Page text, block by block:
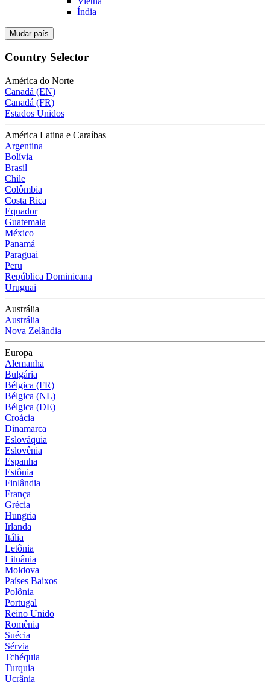
Índia
Mudar país
Country Selector
América do Norte
Canadá (EN)
Canadá (FR)
Estados Unidos
América Latina e Caraíbas
Argentina
Bolívia
Brasil
Chile
Colômbia
Costa Rica
Equador
Guatemala
México
Panamá
Paraguai
Peru
República Dominicana
Uruguai
Austrália
Austrália
Nova Zelândia
Europa
Alemanha
Bulgária
Bélgica (FR)
Bélgica (NL)
Bélgica (DE)
Croácia
Dinamarca
Eslováquia
Eslovênia
Espanha
Estônia
Finlândia
França
Grécia
Hungria
Irlanda
Itália
Letônia
Lituânia
Moldova
Países Baixos
Polônia
Portugal
Reino Unido
Romênia
Suécia
Sérvia
Tchéquia
Turquia
Ucrânia